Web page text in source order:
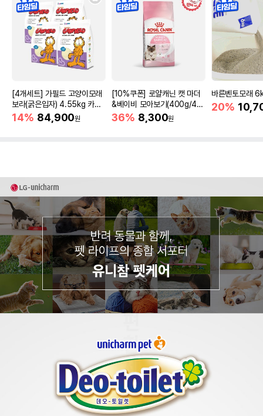
[4개세트] 가필드 고양이모래
보라(굵은입자) 4.55kg 카사
바모래
14% 84,900원
[10%쿠폰] 로얄캐닌 캣 마더
&베이비 모아보기(400g/4/1
0kg)
36% 8,300원
바른벤토모래
20%